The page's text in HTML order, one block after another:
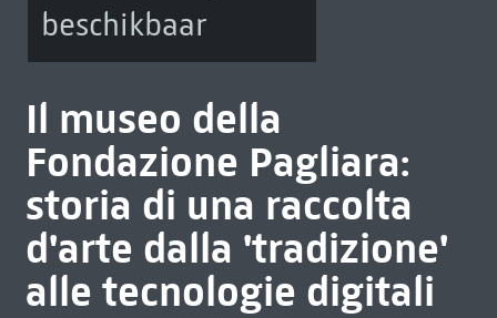
beschikbaar
Il museo della
Fondazione Pagliara:
storia di una raccolta
d'arte dalla 'tradizione'
alle tecnologie digitali